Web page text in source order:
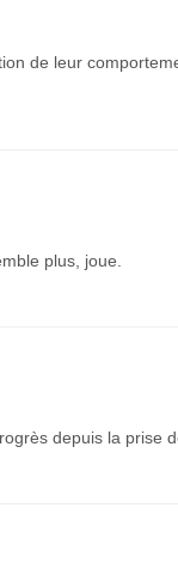
de leur
plus, joue.
depuis la prise